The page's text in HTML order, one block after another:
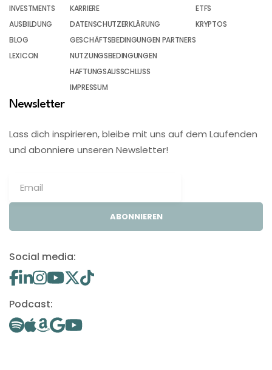
INVESTMENTS
AUSBILDUNG
BLOG
LEXICON
KARRIERE
DATENSCHUTZERKLÄRUNG
GESCHÄFTSBEDINGUNGEN PARTNERS
NUTZUNGSBEDINGUNGEN
HAFTUNGSAUSSCHLUSS
IMPRESSUM
ETFS
KRYPTOS
Newsletter
Lass dich inspirieren, bleibe mit uns auf dem Laufenden
und abonniere unseren Newsletter!
ABONNIEREN
Social media:
Podcast: